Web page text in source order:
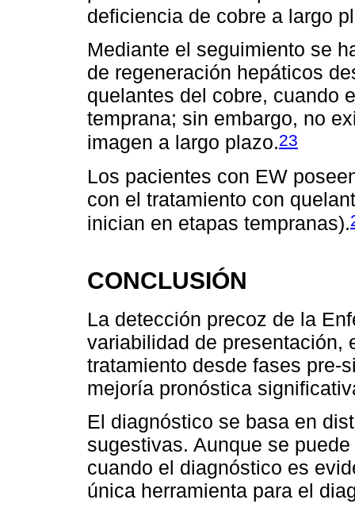
deficiencia de cobre a largo
Mediante el seguimiento se
de regeneración hepáticos
quelantes del cobre, cuando
temprana; sin embargo, no
imagen a largo plazo.23
Los pacientes con EW
con el tratamiento con
inician en etapas tempranas).
CONCLUSIÓN
La detección precoz de la
variabilidad de presentación,
tratamiento desde fases pre-
mejoría pronóstica
El diagnóstico se basa en
sugestivas. Aunque se
cuando el diagnóstico es
única herramienta para el